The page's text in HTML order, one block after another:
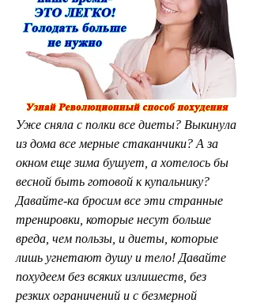
Уже сняла с полки все диеты? Выкинула
из дома все мерные стаканчики? А за
окном еще зима бушует, а хотелось бы
весной быть готовой к купальнику?
Давайте-ка бросим все эти странные
тренировки, которые несут больше
вреда, чем пользы, и диеты, которые
лишь угнетают душу и тело! Давайте
похудеем без всяких излишеств, без
резких ограничений и с безмерной